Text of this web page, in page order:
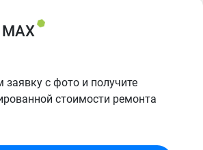
заявку с фото и получите
стоимости ремонта